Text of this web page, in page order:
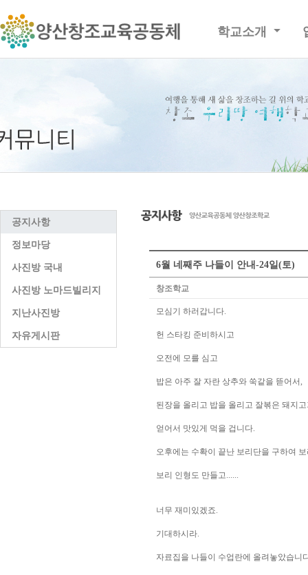
학교소개
공지사항
정보마당
사진방 국내
사진방 노마드빌리지
지난사진방
자유게시판
6월 네째주 나들이 안내-24일(토)
창조학교
모심기 하러갑니다.
헌 스타킹 준비하시고
오전에 모를 심고
밥은 아주 잘 자란 상추와 쑥같을 뜯어서,
된장을 올리고 밥을 올리고 잘볶은 돼지
얻어서 맛있게 먹을 겁니다.
오후에는 수확이 끝난 보리단을 구하여
보리 인형도 만들고......
너무 재미있겠죠.
기대하시라.
자료집을 나들이 수업란에 올려놓았습니